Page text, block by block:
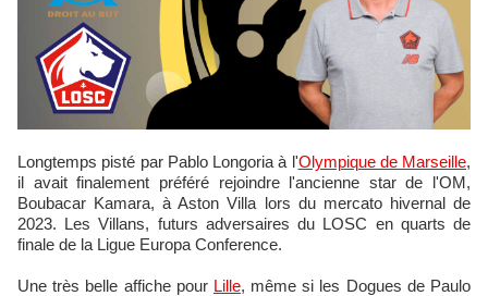
Longtemps pisté par Pablo Longoria à l'Olympique de Marseille,
il avait finalement préféré rejoindre l'ancienne star de l'OM,
Boubacar Kamara, à Aston Villa lors du mercato hivernal de
2023. Les Villans, futurs adversaires du LOSC en quarts de
finale de la Ligue Europa Conference.
Une très belle affiche pour Lille, même si les Dogues de Paulo